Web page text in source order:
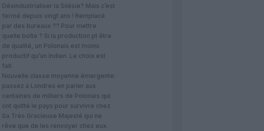
Désindustrialiser la Silésie? Mais c’est
fermé depuis vingt ans ! Remplacé
par des bureaux ?? Pour mettre
quelle boîte ? Si la production pt être
de qualité, un Polonais est moins
productif qu’un Indien. Le choix est
fait.
Nouvelle classe moyenne émergente:
passez à Londres en parler aux
centaines de milliers de Polonais qui
ont quitté le pays pour survivre chez
Sa Très Gracieuse Majesté qui ne
rêve que de les renvoyer chez eux.